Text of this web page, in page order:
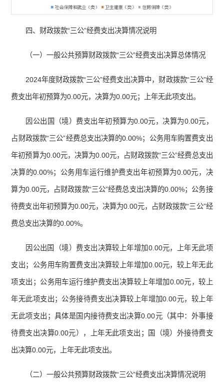
四、财政拨款“三公”经费支出决算情况说明
（一）一般公共预算财政拨款“三公”经费支出决算总体情况
2024年度财政拨款“三公”经费支出决算中，财政拨款“三公”经
费支出年初预算为0.00元，决算为0.00元；上年无此项支出。
因公出国（境）费支出年初预算为0.00元，决算为0.00元，
占财政拨款“三公”经费总支出决算的0.00%；公务用车购置费支出
年初预算为0.00元，决算为0.00元，占财政拨款“三公”经费总支出
决算的0.00%；公务用车运行维护费支出年初预算为0.00元，决
算为0.00元，占财政拨款“三公”经费总支出决算的0.00%；公务接
待费支出年初预算为0.00元，决算为0.00元，占财政拨款“三公”经
费总支出决算的0.00%。
因公出国（境）费支出决算较上年增加0.00元，上年无此项
支出；公务用车购置费支出决算较上年增加0.00元，较上年无此
项支出；公务用车运行维护费支出决算较上年增加0.00元，较上
年无此项支出；公务接待费支出决算较上年增加0.00元，较上年
无此项支出；具体是国内接待费支出决算0.00元（其中：外事接
待费支出决算0.00元），上年无此项支出；国（境）外接待费支
出决算0.00元，上年无此项支出。
（二）一般公共预算财政拨款“三公”经费支出决算情况说明